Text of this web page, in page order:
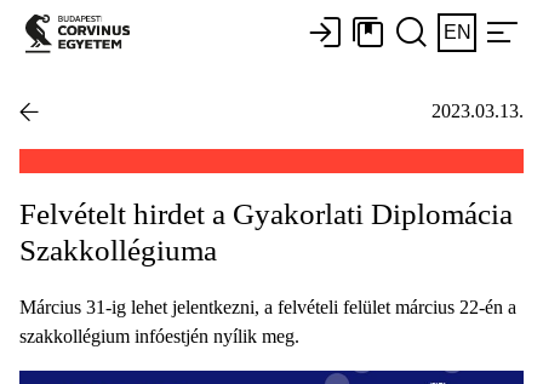
EN
2023.03.13.
Felvételt hirdet a Gyakorlati Diplomácia
Szakkollégiuma
Március 31-ig lehet jelentkezni, a felvételi felület március 22-én a
szakkollégium infóestjén nyílik meg.